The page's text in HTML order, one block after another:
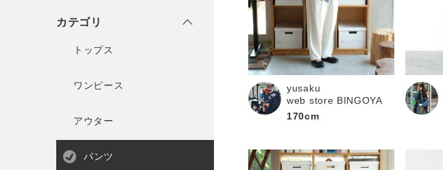
カテゴリ
トップス
ワンピース
アウター
パンツ
yusaku
web store BINGOYA
170cm